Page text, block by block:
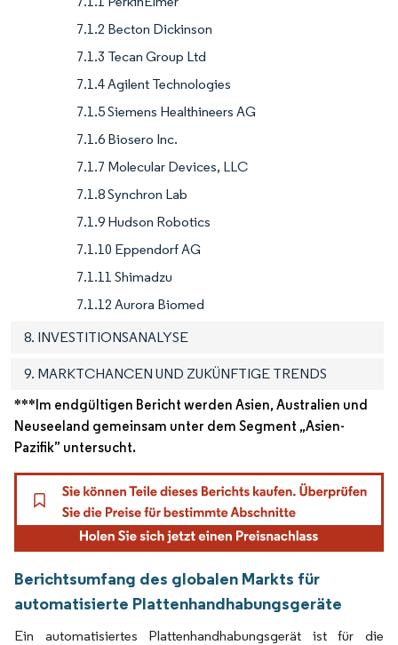
7.1.2 Becton Dickinson
7.1.3 Tecan Group Ltd
7.1.4 Agilent Technologies
7.1.5 Siemens Healthineers AG
7.1.6 Biosero Inc.
7.1.7 Molecular Devices, LLC
7.1.8 Synchron Lab
7.1.9 Hudson Robotics
7.1.10 Eppendorf AG
7.1.11 Shimadzu
7.1.12 Aurora Biomed
8. INVESTITIONSANALYSE
9. MARKTCHANCEN UND ZUKÜNFTIGE TRENDS
***Im endgültigen Bericht werden Asien, Australien und
Neuseeland gemeinsam unter dem Segment „Asien-
Pazifik” untersucht.
Berichtsumfang des globalen Markts für
automatisierte Plattenhandhabungsgeräte
Ein automatisiertes Plattenhandhabungsgerät ist für die